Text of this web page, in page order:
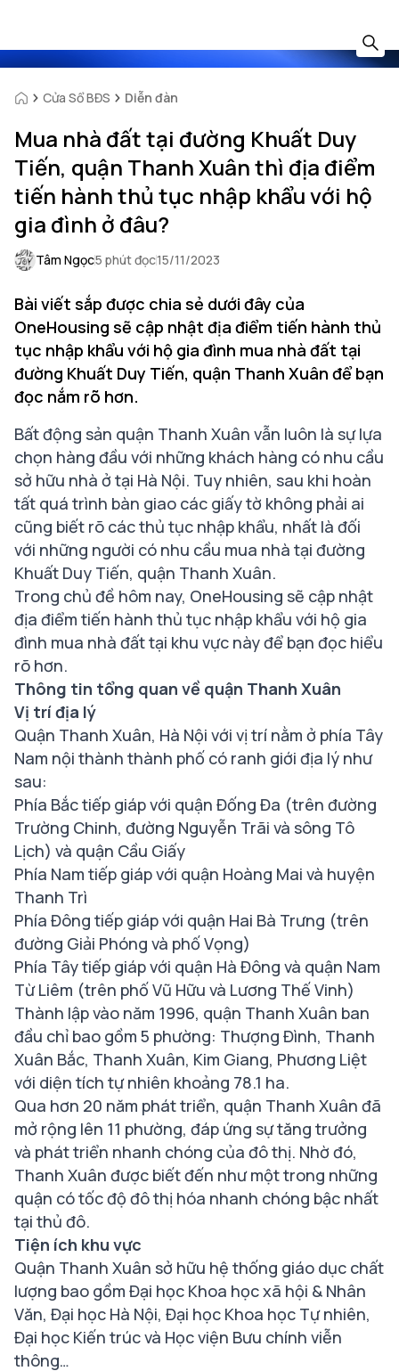
Cửa Sổ BĐS Diễn đàn
Mua nhà đất tại đường Khuất Duy
Tiến, quận Thanh Xuân thì địa điểm
tiến hành thủ tục nhập khẩu với hộ
gia đình ở đâu?
Tâm Ngọc5 phút đọc15/11/2023
Bài viết sắp được chia sẻ dưới đây của
OneHousing sẽ cập nhật địa điểm tiến hành thủ
tục nhập khẩu với hộ gia đình mua nhà đất tại
đường Khuất Duy Tiến, quận Thanh Xuân để bạn
đọc nắm rõ hơn.
Bất động sản quận Thanh Xuân vẫn luôn là sự lựa
chọn hàng đầu với những khách hàng có nhu cầu
sở hữu nhà ở tại Hà Nội. Tuy nhiên, sau khi hoàn
tất quá trình bàn giao các giấy tờ không phải ai
cũng biết rõ các thủ tục nhập khẩu, nhất là đối
với những người có nhu cầu mua nhà tại đường
Khuất Duy Tiến, quận Thanh Xuân.
Trong chủ đề hôm nay, OneHousing sẽ cập nhật
địa điểm tiến hành thủ tục nhập khẩu với hộ gia
đình mua nhà đất tại khu vực này để bạn đọc hiểu
rõ hơn.
Thông tin tổng quan về quận Thanh Xuân
Vị trí địa lý
Quận Thanh Xuân, Hà Nội với vị trí nằm ở phía Tây
Nam nội thành thành phố có ranh giới địa lý như
sau:
Phía Bắc tiếp giáp với quận Đống Đa (trên đường
Trường Chinh, đường Nguyễn Trãi và sông Tô
Lịch) và quận Cầu Giấy
Phía Nam tiếp giáp với quận Hoàng Mai và huyện
Thanh Trì
Phía Đông tiếp giáp với quận Hai Bà Trưng (trên
đường Giải Phóng và phố Vọng)
Phía Tây tiếp giáp với quận Hà Đông và quận Nam
Từ Liêm (trên phố Vũ Hữu và Lương Thế Vinh)
Thành lập vào năm 1996, quận Thanh Xuân ban
đầu chỉ bao gồm 5 phường: Thượng Đình, Thanh
Xuân Bắc, Thanh Xuân, Kim Giang, Phương Liệt
với diện tích tự nhiên khoảng 78.1 ha.
Qua hơn 20 năm phát triển, quận Thanh Xuân đã
mở rộng lên 11 phường, đáp ứng sự tăng trưởng
và phát triển nhanh chóng của đô thị. Nhờ đó,
Thanh Xuân được biết đến như một trong những
quận có tốc độ đô thị hóa nhanh chóng bậc nhất
tại thủ đô.
Tiện ích khu vực
Quận Thanh Xuân sở hữu hệ thống giáo dục chất
lượng bao gồm Đại học Khoa học xã hội & Nhân
Văn, Đại học Hà Nội, Đại học Khoa học Tự nhiên,
Đại học Kiến trúc và Học viện Bưu chính viễn
thông…